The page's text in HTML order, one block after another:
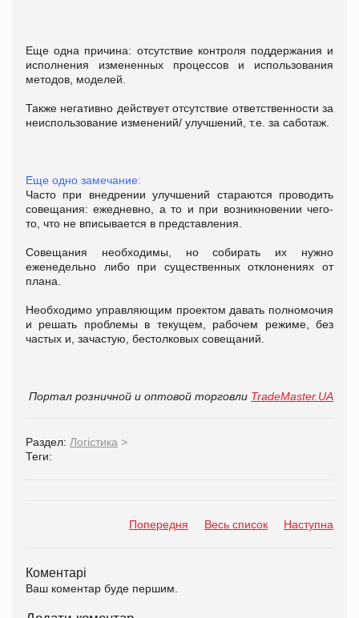
Еще одна причина: отсутствие контроля поддержания и
исполнения измененных процессов и использования
методов, моделей.
Также негативно действует отсутствие ответственности за
неиспользование изменений/ улучшений, т.е. за саботаж.
Еще одно замечание:
Часто при внедрении улучшений стараются проводить
совещания: ежедневно, а то и при возникновении чего-
то, что не вписывается в представления.
Совещания необходимы, но собирать их нужно
еженедельно либо при существенных отклонениях от
плана.
Необходимо управляющим проектом давать полномочия
и решать проблемы в текущем, рабочем режиме, без
частых и, зачастую, бестолковых совещаний.
Портал розничной и оптовой торговли TradeMaster.UA
Раздел: Логістика >
Теги:
Попередня Весь список Наступна
Коментарі
Ваш коментар буде першим.